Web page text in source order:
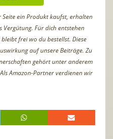
ein Produkt kaufst, erhalten
Für dich entstehen
frei wo du bestellst. Diese
auf unsere Beiträge. Zu
gehört unter anderem
Amazon-Partner verdienen wir